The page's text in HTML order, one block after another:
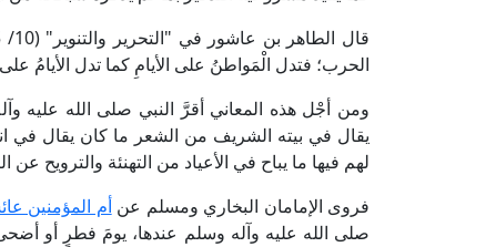
الحرب؛ فتدل الْمَواطنُ على الأيامِ كما تدل الأيامُ
ومن أجْل هذه المعاني أقرَّ النبي صلى الله عليه
يقال في بيته الشريف من الشعر ما كان يقال في
لهم فيها ما يباح في الأعياد من التهنئة والترويح عن
فروى الإمامان البخاري ومسلم عنأم المؤمنين
صلى الله عليه وآله وسلم عندها، يومَ فطرٍ أو